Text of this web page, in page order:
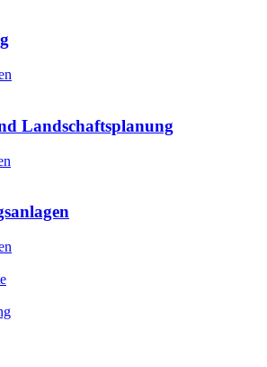
Landschaftsplanung